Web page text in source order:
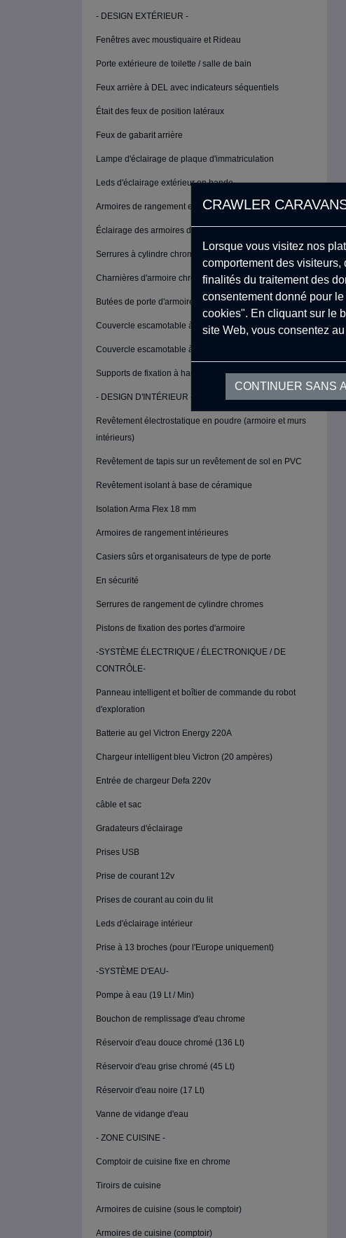
- DESIGN EXTÉRIEUR -
Fenêtres avec moustiquaire et Rideau
Porte extérieure de toilette / salle de bain
Feux arrière à DEL avec indicateurs séquentiels
Était des feux de position latéraux
Feux de gabarit arrière
Lampe d'éclairage de plaque d'immatriculation
Leds d'éclairage extérieur en bande
Armoires de rangement extérieures
Éclairage des armoires de rangement extérieures
Serrures à cylindre chromes
Charnières d'armoire chromes
Butées de porte d'armoire chromes
Couvercle escamotable à ouverture latérale
Couvercle escamotable à ouverture arrière
Supports de fixation à hauteur réglable (4 pièces)
- DESIGN D'INTÉRIEUR -
Revêtement électrostatique en poudre (armoire et murs
intérieurs)
Revêtement de tapis sur un revêtement de sol en PVC
Revêtement isolant à base de céramique
Isolation Arma Flex 18 mm
Armoires de rangement intérieures
Casiers sûrs et organisateurs de type de porte
En sécurité
Serrures de rangement de cylindre chromes
Pistons de fixation des portes d'armoire
-SYSTÈME ÉLECTRIQUE / ÉLECTRONIQUE / DE
CONTRÔLE-
Panneau intelligent et boîtier de commande du robot
d'exploration
Batterie au gel Victron Energy 220A
Chargeur intelligent bleu Victron (20 ampères)
Entrée de chargeur Defa 220v
câble et sac
Gradateurs d'éclairage
Prises USB
Prise de courant 12v
Prises de courant au coin du lit
Leds d'éclairage intérieur
Prise à 13 broches (pour l'Europe uniquement)
-SYSTÈME D'EAU-
Pompe à eau (19 Lt / Min)
Bouchon de remplissage d'eau chrome
Réservoir d'eau douce chromé (136 Lt)
Réservoir d'eau grise chromé (45 Lt)
Réservoir d'eau noire (17 Lt)
Vanne de vidange d'eau
- ZONE CUISINE -
Comptoir de cuisine fixe en chrome
Tiroirs de cuisine
Armoires de cuisine (sous le comptoir)
Armoires de cuisine (comptoir)
CRAWLER
Lorsque vous visitez nos
comportement des
finalités du traitement des
consentement donné pour
cookies". En cliquant sur le
site Web, vous consentez
CONTINUER SANS